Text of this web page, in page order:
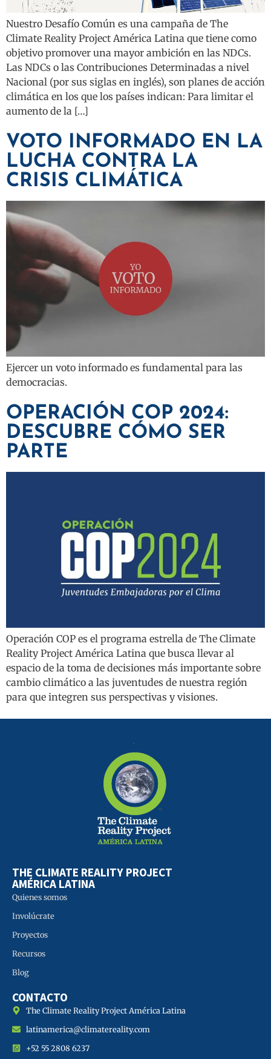
Nuestro Desafío Común es una campaña de The
Climate Reality Project América Latina que tiene como
objetivo promover una mayor ambición en las NDCs.
Las NDCs o las Contribuciones Determinadas a nivel
Nacional (por sus siglas en inglés), son planes de acción
climática en los que los países indican: Para limitar el
aumento de la […]
VOTO INFORMADO EN LA
LUCHA CONTRA LA
CRISIS CLIMÁTICA
Ejercer un voto informado es fundamental para las
democracias.
OPERACIÓN COP 2024:
DESCUBRE CÓMO SER
PARTE
Operación COP es el programa estrella de The Climate
Reality Project América Latina que busca llevar al
espacio de la toma de decisiones más importante sobre
cambio climático a las juventudes de nuestra región
para que integren sus perspectivas y visiones.
THE CLIMATE REALITY PROJECT
AMÉRICA LATINA
Quienes somos
Involúcrate
Proyectos
Recursos
Blog
CONTACTO
The Climate Reality Project América Latina
latinamerica@climatereality.com
+52 55 2808 6237